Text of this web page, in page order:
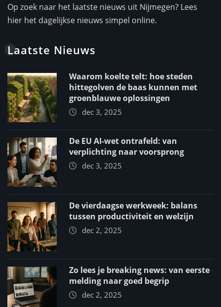
Op zoek naar het laatste nieuws uit Nijmegen? Lees
hier het dagelijkse nieuws simpel online.
Laatste Nieuws
Waarom koelte telt: hoe steden
hittegolven de baas kunnen met
groenblauwe oplossingen
dec 3, 2025
De EU AI-wet ontrafeld: van
verplichting naar voorsprong
dec 3, 2025
De vierdaagse werkweek: balans
tussen productiviteit en welzijn
dec 2, 2025
Zo lees je breaking news: van eerste
melding naar goed begrip
dec 2, 2025